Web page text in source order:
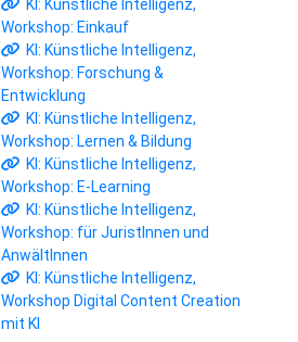
KI: Künstliche Intelligenz,
Workshop: Einkauf
KI: Künstliche Intelligenz,
Workshop: Forschung &
Entwicklung
KI: Künstliche Intelligenz,
Workshop: Lernen & Bildung
KI: Künstliche Intelligenz,
Workshop: E-Learning
KI: Künstliche Intelligenz,
Workshop: für JuristInnen und
AnwältInnen
KI: Künstliche Intelligenz,
Workshop Digital Content Creation
mit KI